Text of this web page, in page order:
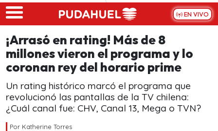
Skip to main content
EN VIVO
¡Arrasó en rating! Más de 8
millones vieron el programa y lo
coronan rey del horario prime
Un rating histórico marcó el programa que
revolucionó las pantallas de la TV chilena:
¿Cuál canal fue: CHV, Canal 13, Mega o TVN?
Por Katherine Torres